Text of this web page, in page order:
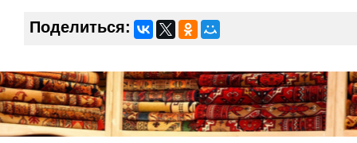
Поделиться: